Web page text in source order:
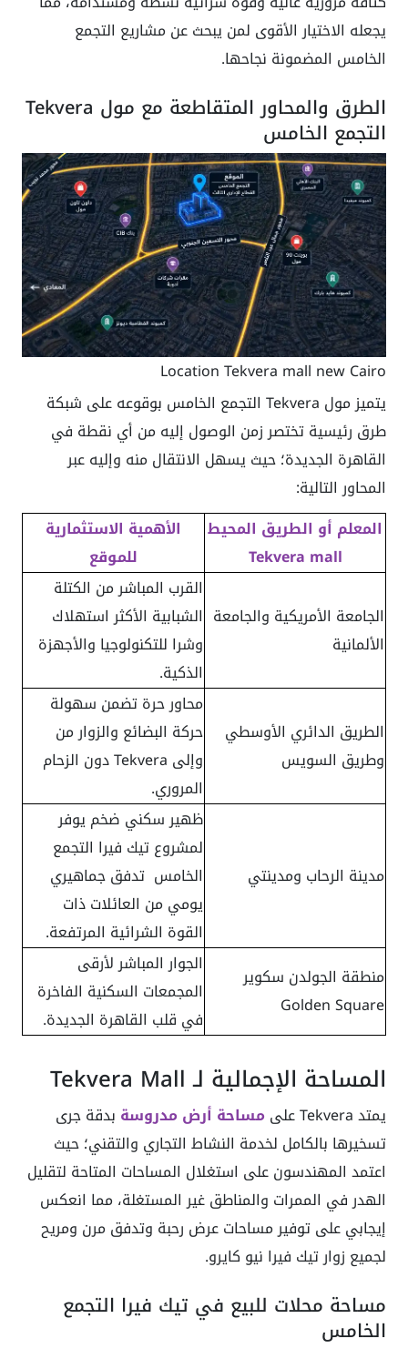
يجعله الاختيار الأقوى لمن يبحث عن مشاريع التجمع
الخامس المضمونة نجاحها.
الطرق والمحاور المتقاطعة مع مول Tekvera
التجمع الخامس
Location Tekvera mall new Cairo
يتميز مول Tekvera التجمع الخامس بوقوعه على شبكة
طرق رئيسية تختصر زمن الوصول إليه من أي نقطة في
القاهرة الجديدة؛ حيث يسهل الانتقال منه وإليه عبر
المحاور التالية:
المعلم أو الطريق المحيط
Tekvera mall
الأهمية الاستثمارية
للموقع
الجامعة الأمريكية والجامعة
الألمانية
القرب المباشر من الكتلة
الشبابية الأكثر استهلاك
وشرا للتكنولوجيا والأجهزة
الذكية.
الطريق الدائري الأوسطي
وطريق السويس
محاور حرة تضمن سهولة
حركة البضائع والزوار من
وإلى Tekvera دون الزحام
المروري.
مدينة الرحاب ومدينتي
ظهير سكني ضخم يوفر
لمشروع تيك فيرا التجمع
الخامس تدفق جماهيري
يومي من العائلات ذات
القوة الشرائية المرتفعة.
منطقة الجولدن سكوير
Golden Square
الجوار المباشر لأرقى
المجمعات السكنية الفاخرة
في قلب القاهرة الجديدة.
المساحة الإجمالية لـ Tekvera Mall
يمتد Tekvera على مساحة أرض مدروسة بدقة جرى
تسخيرها بالكامل لخدمة النشاط التجاري والتقني؛ حيث
اعتمد المهندسون على استغلال المساحات المتاحة لتقليل
الهدر في الممرات والمناطق غير المستغلة، مما انعكس
إيجابي على توفير مساحات عرض رحبة وتدفق مرن ومريح
لجميع زوار تيك فيرا نيو كايرو.
مساحة محلات للبيع في تيك فيرا التجمع
الخامس